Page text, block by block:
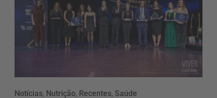
Notícias, Nutrição, Recentes, Saúde